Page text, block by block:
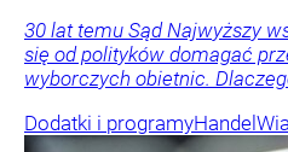
30 lat temu Sąd Najwyższy
się od polityków domagać
wyborczych obietnic.
Dodatki i programyHandel